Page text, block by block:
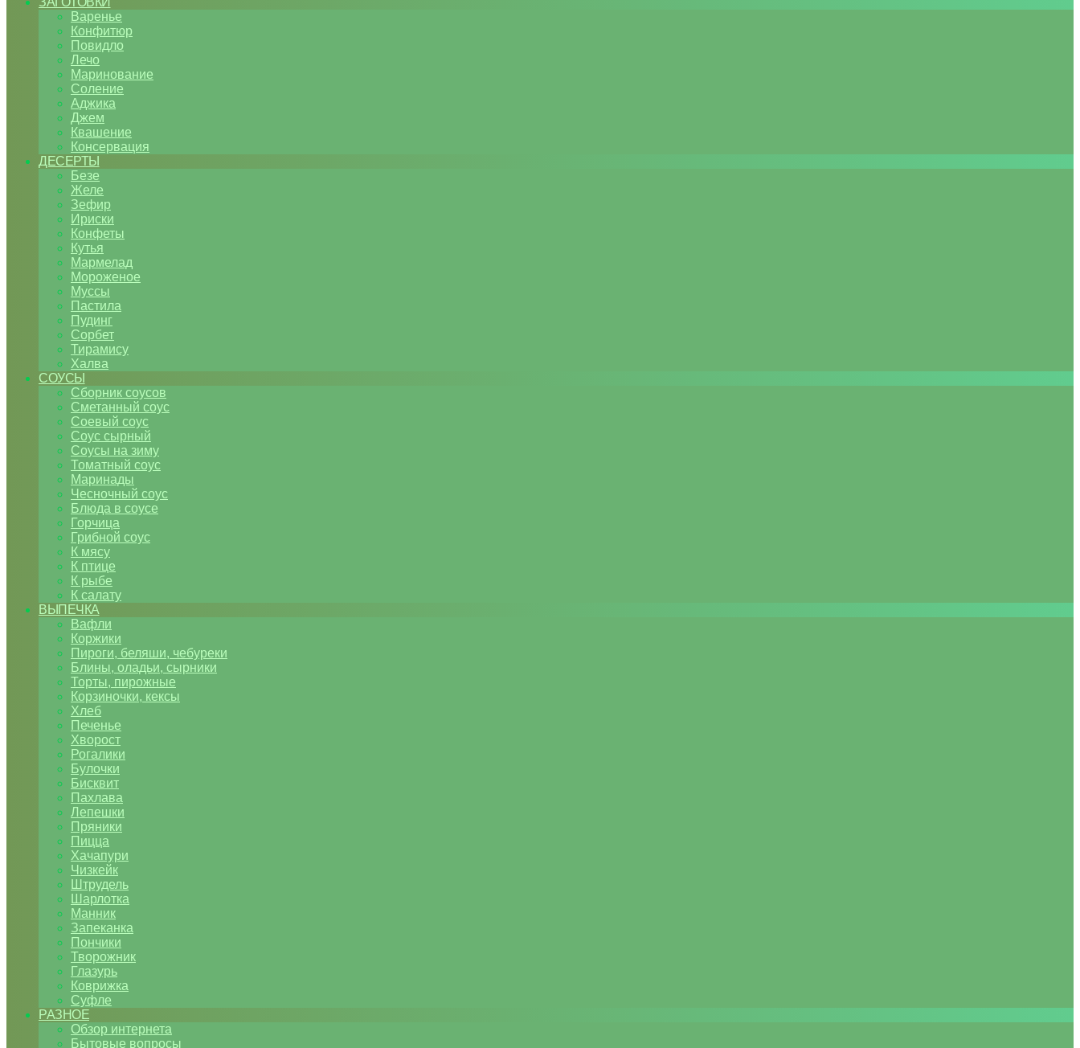
Варенье
Конфитюр
Повидло
Лечо
Маринование
Соление
Аджика
Джем
Квашение
Консервация
ДЕСЕРТЫ
Безе
Желе
Зефир
Ириски
Конфеты
Кутья
Мармелад
Мороженое
Муссы
Пастила
Пудинг
Сорбет
Тирамису
Халва
СОУСЫ
Сборник соусов
Сметанный соус
Соевый соус
Соус сырный
Соусы на зиму
Томатный соус
Маринады
Чесночный соус
Блюда в соусе
Горчица
Грибной соус
К мясу
К птице
К рыбе
К салату
ВЫПЕЧКА
Вафли
Коржики
Пироги, беляши, чебуреки
Блины, оладьи, сырники
Торты, пирожные
Корзиночки, кексы
Хлеб
Печенье
Хворост
Рогалики
Булочки
Бисквит
Пахлава
Лепешки
Пряники
Пицца
Хачапури
Чизкейк
Штрудель
Шарлотка
Манник
Запеканка
Пончики
Творожник
Глазурь
Коврижка
Суфле
РАЗНОЕ
Обзор интернета
Бытовые вопросы